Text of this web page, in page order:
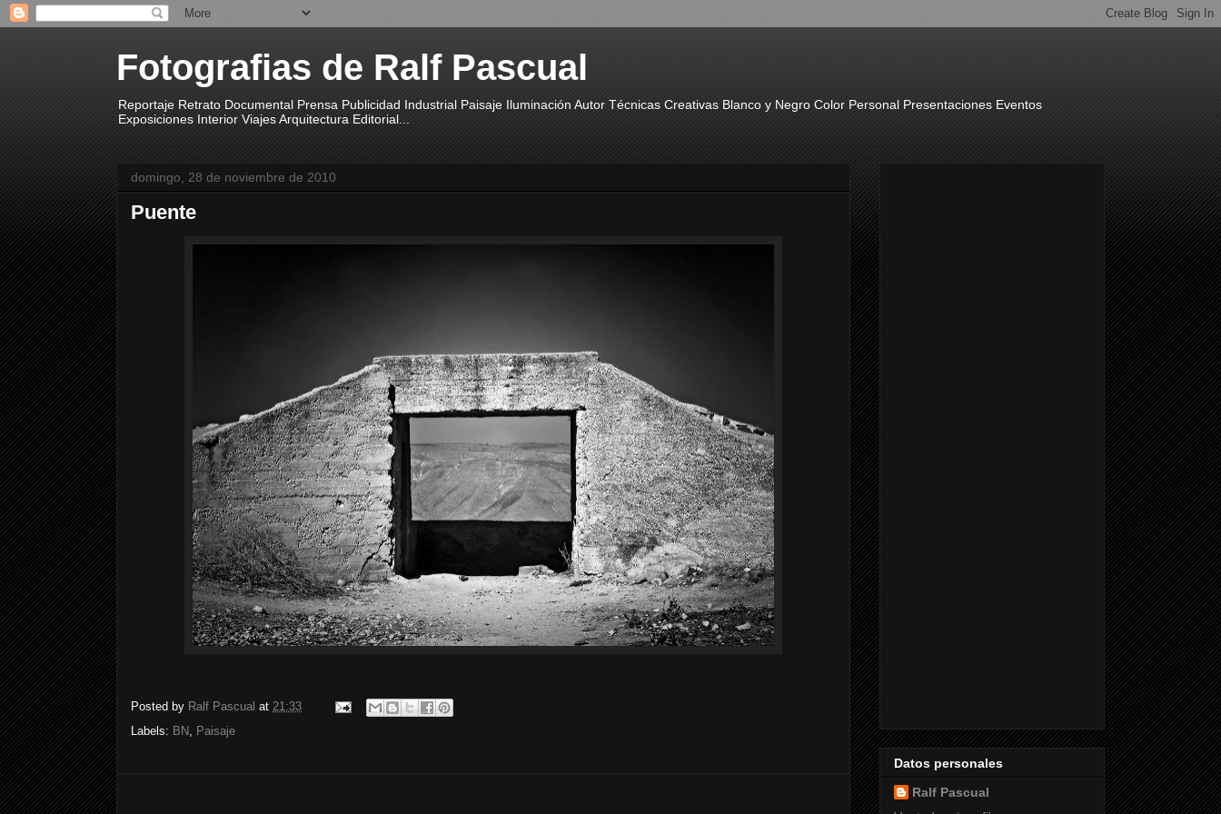
Fotografias de Ralf Pascual
Reportaje Retrato Documental Prensa Publicidad Industrial Paisaje Iluminación Autor Técnicas Creativas Blanco y Negro Color Personal Presentaciones Eventos
Exposiciones Interior Viajes Arquitectura Editorial...
domingo, 28 de noviembre de 2010
Puente
Posted by Ralf Pascual at 21:33
Labels: BN, Paisaje
Datos personales
Ralf Pascual